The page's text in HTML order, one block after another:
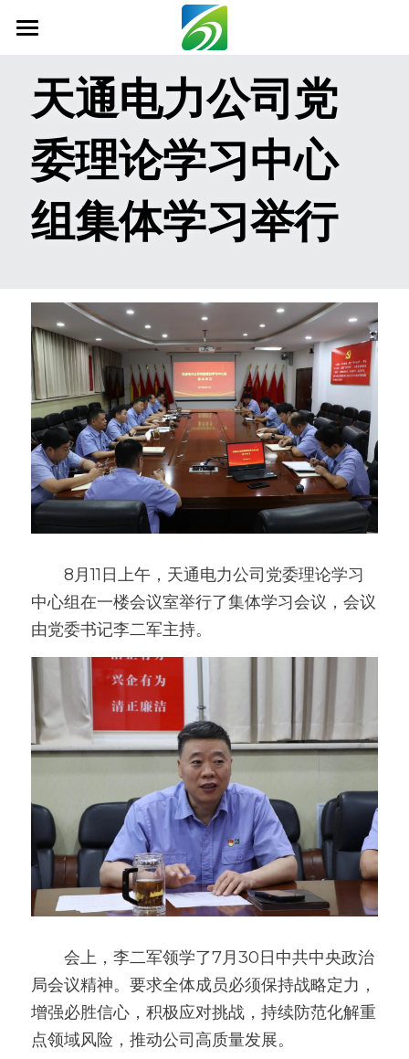
关于我们
新闻资讯
社会责任
科技创新
联系我们
搜索
天通电力公司党
委理论学习中心
组集体学习举行
8月11日上午，天通电力公司党委理论学习
中心组在一楼会议室举行了集体学习会议，会议
由党委书记李二军主持。
会上，李二军领学了7月30日中共中央政治
局会议精神。要求全体成员必须保持战略定力，
增强必胜信心，积极应对挑战，持续防范化解重
点领域风险，推动公司高质量发展。